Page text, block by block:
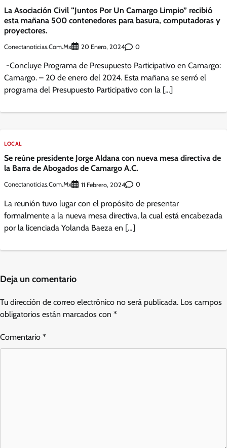
La Asociación Civil “Juntos Por Un Camargo Limpio” recibió
esta mañana 500 contenedores para basura, computadoras y
proyectores.
Conectanoticias.com.mx 20 Enero, 2024 0
-Concluye Programa de Presupuesto Participativo en Camargo:
Camargo. – 20 de enero del 2024. Esta mañana se serró el
programa del Presupuesto Participativo con la […]
LOCAL
Se reúne presidente Jorge Aldana con nueva mesa directiva de
la Barra de Abogados de Camargo A.C.
Conectanoticias.com.mx 11 Febrero, 2024 0
La reunión tuvo lugar con el propósito de presentar
formalmente a la nueva mesa directiva, la cual está encabezada
por la licenciada Yolanda Baeza en […]
Deja un comentario
Tu dirección de correo electrónico no será publicada. Los campos
obligatorios están marcados con *
Comentario *